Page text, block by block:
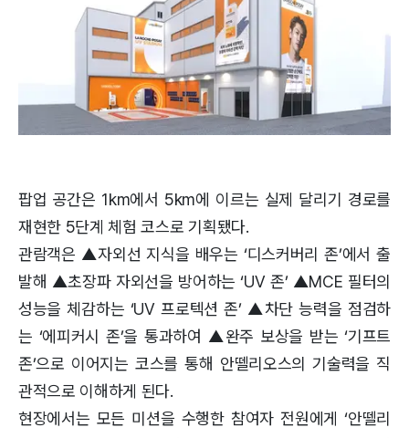
팝업 공간은 1km에서 5km에 이르는 실제 달리기 경로를
재현한 5단계 체험 코스로 기획됐다.
관람객은 ▲자외선 지식을 배우는 ‘디스커버리 존’에서 출
발해 ▲초장파 자외선을 방어하는 ‘UV 존’ ▲MCE 필터의
성능을 체감하는 ‘UV 프로텍션 존’ ▲차단 능력을 점검하
는 ‘에피커시 존’을 통과하여 ▲완주 보상을 받는 ‘기프트
존’으로 이어지는 코스를 통해 안뗄리오스의 기술력을 직
관적으로 이해하게 된다.
현장에서는 모든 미션을 수행한 참여자 전원에게 ‘안뗄리